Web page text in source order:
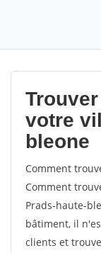
votre
bleone
Comment
Comment
Prads-haute-
bâtiment, il
clients et